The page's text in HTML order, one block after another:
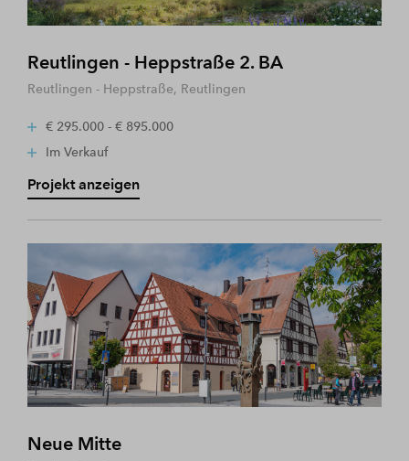
Reutlingen - Heppstraße 2. BA
Reutlingen - Heppstraße, Reutlingen
€ 295.000 - € 895.000
Im Verkauf
Projekt anzeigen
Neue Mitte